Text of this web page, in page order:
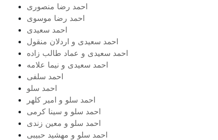
احمد رضا منصوری
احمد رضا موسوی
احمد سعیدی
احمد سعیدی و اردلان منقول
احمد سعیدی و عماد طالب زاده
احمد سعیدی و نیما علامه
احمد سلفی
احمد سلو
احمد سلو و امیر کلهر
احمد سلو و سینا کرمی
احمد سلو و معین زندی
احمد سلو و مهشید حبیبی